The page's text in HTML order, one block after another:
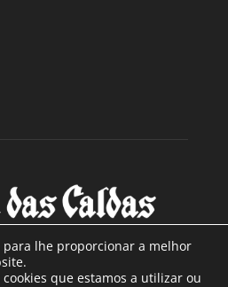
NÓS
para lhe proporcionar a melhor
que estamos a utilizar ou